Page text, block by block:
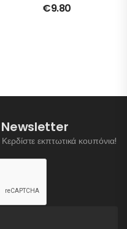
€9.80
Newsletter
εκπτωτικά κουπόνια!